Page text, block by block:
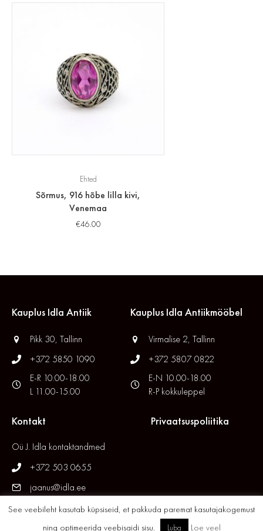
Ehted
Sõrmus, 916 hõbe lilla kivi,
Venemaa
€46.00
Kauplus Idla Antiik
Pikk 30, Tallinn
+372 5850 1090
E-R 10.00-18.00
L 11.00-15.00
Kauplus Idla Antiikmööbel
Virmalise 2, Tallinn
+372 5807 0822
E-N 10.00-18.00
R-P kokkuleppel
Kontakt
Oü J. Idla kontaktandmed
+372 503 0655
jaanus@idla.ee
Privaatsuspoliitika
See veebileht kasutab küpsiseid, et pakkuda paremat kasutajakogemust
ning optimeerida veebisaidi sisu.
Luba Loe veel